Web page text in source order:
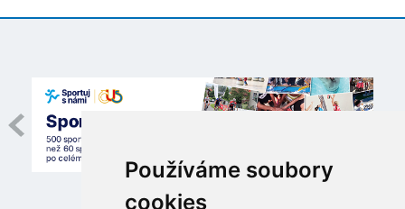
Používáme soubory
cookies